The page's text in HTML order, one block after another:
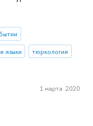
языки
тюркология
1 марта 2020